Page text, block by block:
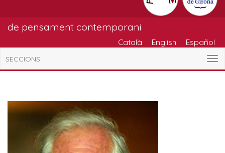
de pensament contemporani
Català English Español
SECCIONS